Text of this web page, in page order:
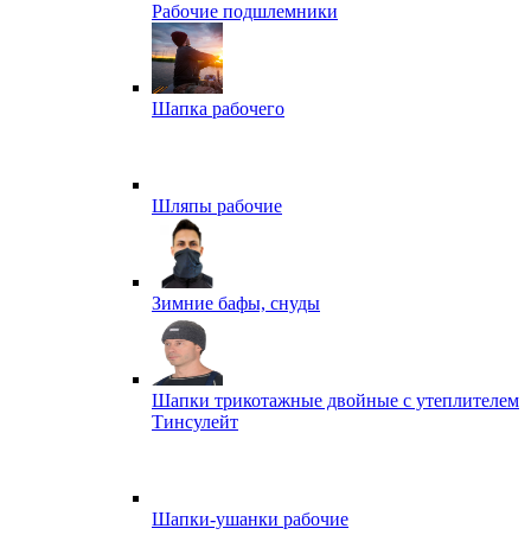
Рабочие подшлемники
Шапка рабочего
Шляпы рабочие
Зимние бафы, снуды
Шапки трикотажные двойные с утеплителем
Тинсулейт
Шапки-ушанки рабочие